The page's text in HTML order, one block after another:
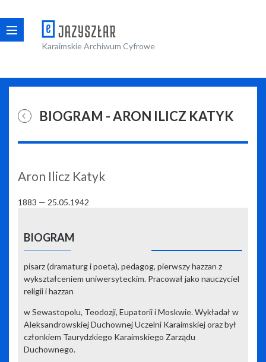
Karaimskie Archiwum Cyfrowe
BIOGRAM - ARON ILICZ KATYK
Aron Ilicz Katyk
1883 — 25.05.1942
BIOGRAM
pisarz (dramaturg i poeta), pedagog, pierwszy hazzan z
wykształceniem uniwersyteckim. Pracował jako nauczyciel
religii i hazzan
w Sewastopolu, Teodozji, Eupatorii i Moskwie. Wykładał w
Aleksandrowskiej Duchownej Uczelni Karaimskiej oraz był
członkiem Taurydzkiego Karaimskiego Zarządu
Duchownego.